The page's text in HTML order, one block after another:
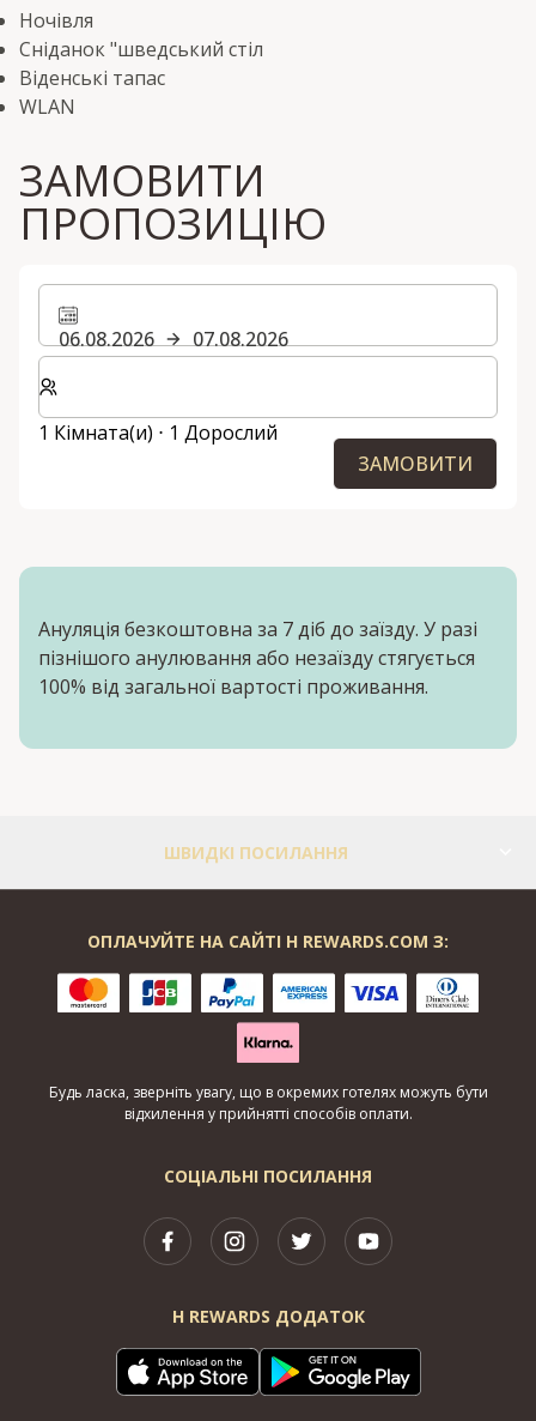
Ночівля
Сніданок "шведський стіл
Віденські тапас
WLAN
ЗАМОВИТИ
ПРОПОЗИЦІЮ
06.08.2026
07.08.2026
Виберіть кількість кімнат та гостей для вашого
1 Кімната(и) ⋅ 1 Дорослий
ЗАМОВИТИ
Ануляція безкоштовна за 7 діб до заїзду. У разі
пізнішого анулювання або незаїзду стягується
100% від загальної вартості проживання.
ШВИДКІ ПОСИЛАННЯ
СОЦІАЛЬНІ ПОСИЛАННЯ
H REWARDS ДОДАТОК
ОПЛАЧУЙТЕ НА САЙТІ H REWARDS.COM З:
Будь ласка, зверніть увагу, що в окремих готелях можуть бути
відхилення у прийнятті способів оплати.